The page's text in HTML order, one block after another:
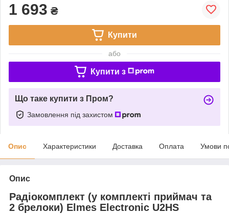
1 693 ₴
Купити
або
Купити з
Що таке купити з Пром?
Замовлення під захистом
Опис Характеристики Доставка Оплата Умови
Опис
Радіокомплект (у комплекті приймач та
2 брелоки) Elmes Electronic U2HS